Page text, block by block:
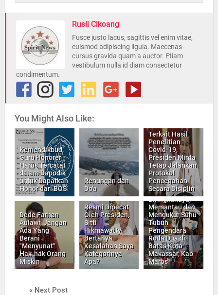
Rusli Cikoang
Fusce justo lacus, sagittis vel enim vitae,
euismod adipiscing ligula. Maecenas
cursus gravida quam a auctor. Etiam
vestibulum nulla id diam consectetur
condimentum.
You Might Also Like:
Kemendikbud,
Guru Honorer
Harus Tercatat
dalam Dapodik
untuk Dapatkan
Honor dari BOS
Renungan dan
Do'a
Terkait Hasil
Penelitian
Covid-19,
Presiden Minta
Tetap Jalankan
Protokol
Pencegahan
Secara Disiplin
Dede Farhan
Aulawi, Jangan
Ada Yang
Berani
"Menyunat"
Hak-hak Orang
Miskin
Resmi Dipecat
Oleh Presiden,
Sitti
Hikmawatty
Bertanya
Kesalahan Saya
Kategorinya
Apa?
Camat
Memantau dan
Mengukur Suhu
Tubuh
Pengendara
Roda Dua di
Batas Kota
Makassar, Kab
Maros
« Next Post